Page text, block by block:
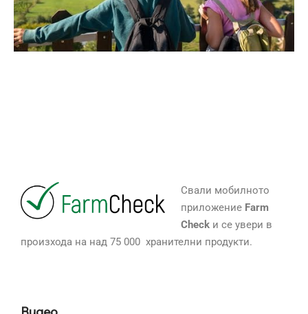
Свали мобилното
приложение Farm
Checkи се увери в
произхода на над 75 000 хранителни продукти.